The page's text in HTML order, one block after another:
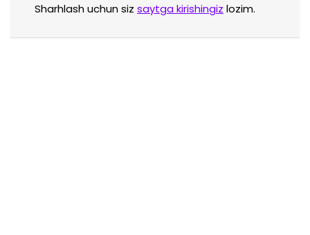
Sharhlash uchun siz saytga kirishingiz lozim.